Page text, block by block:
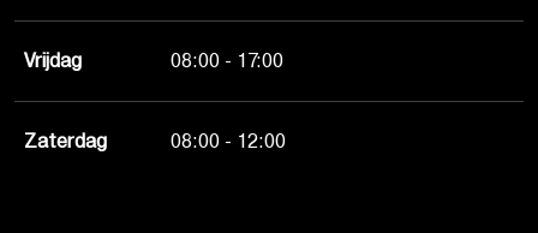
Vrijdag 08:00 - 17:00
Zaterdag 08:00 - 12:00